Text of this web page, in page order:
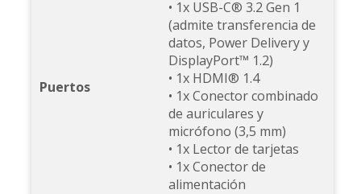
Puertos
• 1x USB-C® 3.2 Gen 1
(admite transferencia de
datos, Power Delivery y
DisplayPort™ 1.2)
• 1x HDMI® 1.4
• 1x Conector combinado
de auriculares y
micrófono (3,5 mm)
• 1x Lector de tarjetas
• 1x Conector de
alimentación